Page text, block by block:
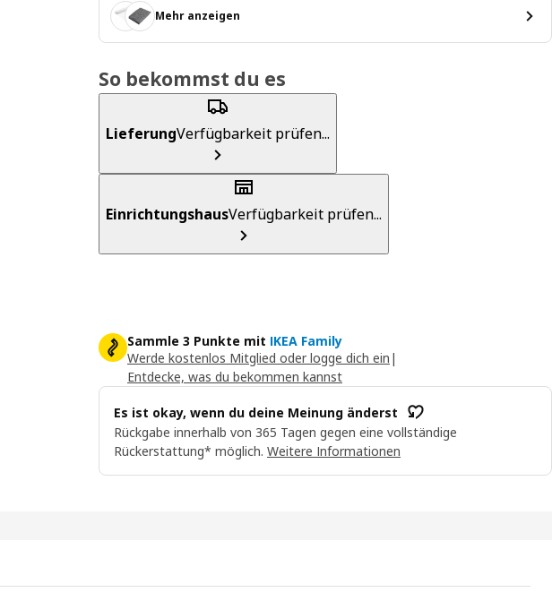
Mehr anzeigen
So bekommst du es
LieferungVerfügbarkeit prüfen...
EinrichtungshausVerfügbarkeit prüfen...
Sammle 3 Punkte mit IKEA Family
Werde kostenlos Mitglied oder logge dich ein |
Entdecke, was du bekommen kannst
Es ist okay, wenn du deine Meinung änderst
Rückgabe innerhalb von 365 Tagen gegen eine vollständige
Rückerstattung* möglich. Weitere Informationen